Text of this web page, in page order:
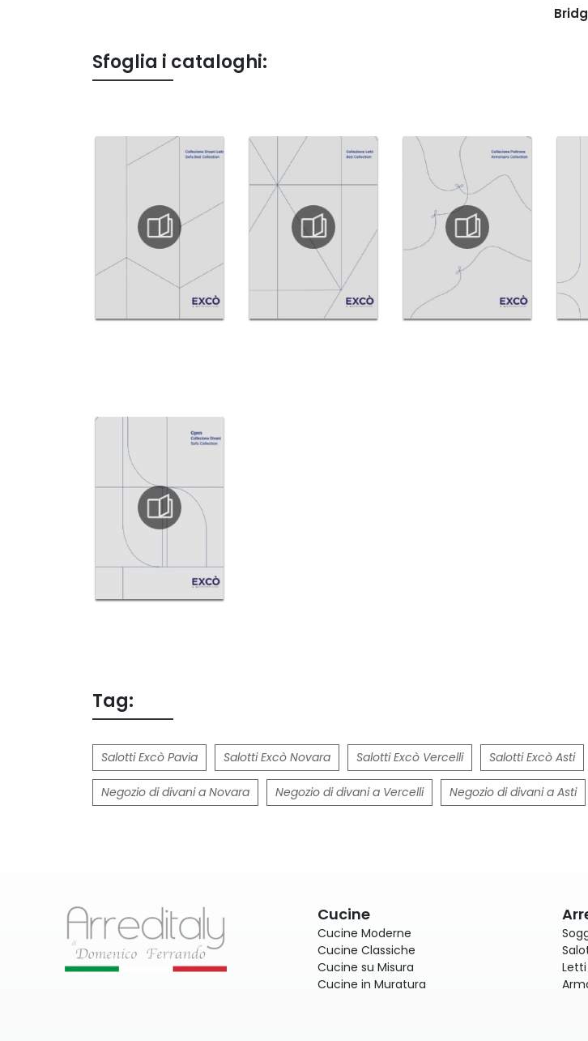
Sfoglia i cataloghi:
Tag:
Salotti Excò Pavia Salotti Excò Novara Salotti Excò Vercelli Salotti Excò Asti
Negozio di divani a Novara Negozio di divani a Vercelli Negozio di divani a Asti
Cucine
Cucine Moderne
Cucine Classiche
Cucine su Misura
Cucine in Muratura
Letti